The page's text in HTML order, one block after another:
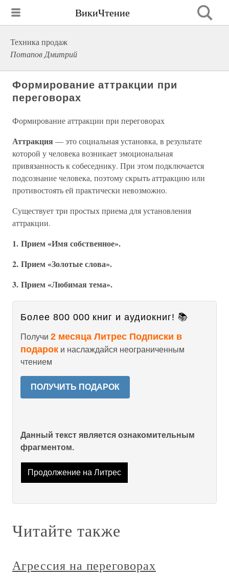
ВикиЧтение
Техника продаж
Потапов Дмитрий
Формирование аттракции при
переговорах
Формирование аттракции при переговорах
Аттракция — это социальная установка, в результате
которой у человека возникает эмоциональная
привязанность к собеседнику. При этом подключается
подсознание человека, поэтому скрыть аттракцию или
противостоять ей практически невозможно.
Существует три простых приема для установления
аттракции.
1. Прием «Имя собственное».
2. Прием «Золотые слова».
3. Прием «Любимая тема».
Более 800 000 книг и аудиокниг! 📚
Получи 2 месяца Литрес Подписки в
подарок и наслаждайся неограниченным
чтением
ПОЛУЧИТЬ ПОДАРОК
Данный текст является ознакомительным
фрагментом.
Продолжение на Литрес
Читайте также
Агрессия на переговорах